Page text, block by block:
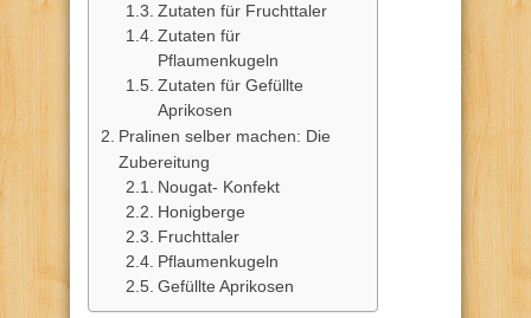
Zutaten für Fruchttaler
Zutaten für
Pflaumenkugeln
Zutaten für Gefüllte
Aprikosen
Pralinen selber machen: Die
Zubereitung
Nougat- Konfekt
Honigberge
Fruchttaler
Pflaumenkugeln
Gefüllte Aprikosen